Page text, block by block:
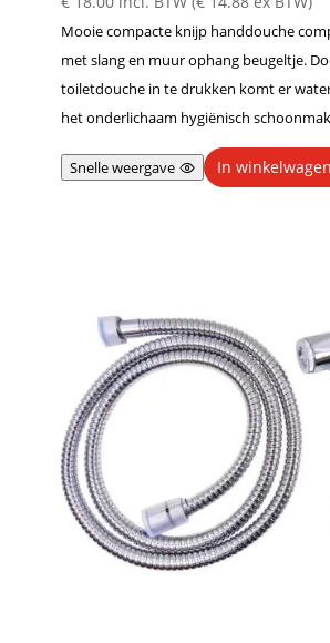
Mooie compacte knijp handdouche
met slang en muur ophang beugeltje.
toiletdouche in te drukken komt er
het onderlichaam hygiënisch
Snelle weergave In winkelwagen